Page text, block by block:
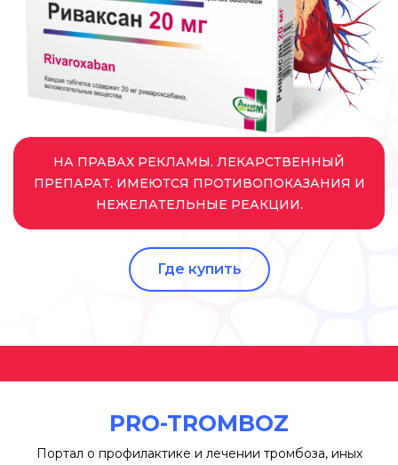
НА ПРАВАХ РЕКЛАМЫ. ЛЕКАРСТВЕННЫЙ
ПРЕПАРАТ. ИМЕЮТСЯ ПРОТИВОПОКАЗАНИЯ И
НЕЖЕЛАТЕЛЬНЫЕ РЕАКЦИИ.
Где купить
Портал о профилактике и лечении тромбоза, иных
PRO-TROMBOZ